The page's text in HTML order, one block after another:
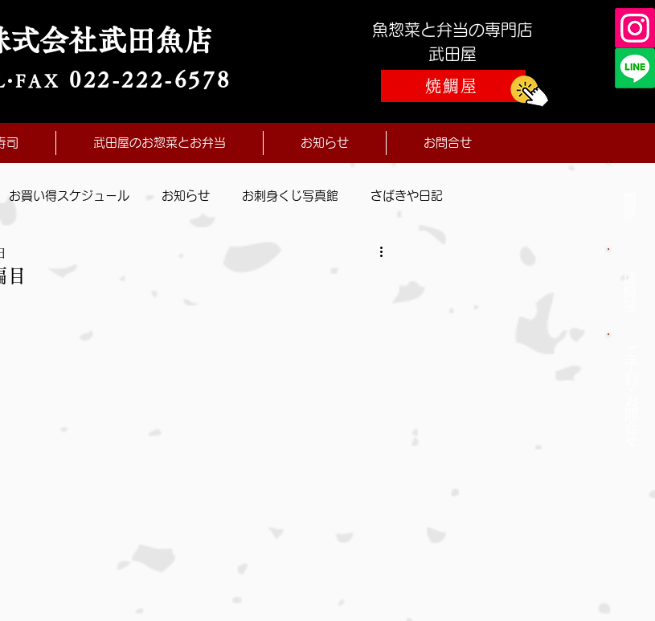
焼鯛屋
式会社武田魚店
FAX 022-222-6578
魚惣菜と弁当の専門店
​武田屋
焼鯛屋
司 武田屋のお惣菜とお弁当 お知らせ お問合せ
お買い得スケジュール お知らせ お刺身くじ写真館 さばきや日記